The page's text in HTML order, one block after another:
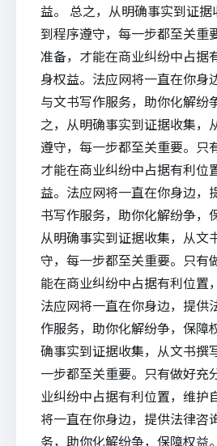
益。 总之，从明确事实到证
到程序遵守，每一步都至关重
准备，才能在商业纠纷中占据
身权益。法应网将一直在你身
与文书写作服务，助你化解纷
之，从明确事实到证据收集，
遵守，每一步都至关重要。只
才能在商业纠纷中占据有利位
益。法应网将一直在你身边，
书写作服务，助你化解纷争，
从明确事实到证据收集，从文
守，每一步都至关重要。只有
能在商业纠纷中占据有利位置
法应网将一直在你身边，提供
作服务，助你化解纷争，保障
确事实到证据收集，从文书撰
一步都至关重要。只有做好充
业纠纷中占据有利位置，维护
将一直在你身边，提供法律咨
务，助你化解纷争，保障权益